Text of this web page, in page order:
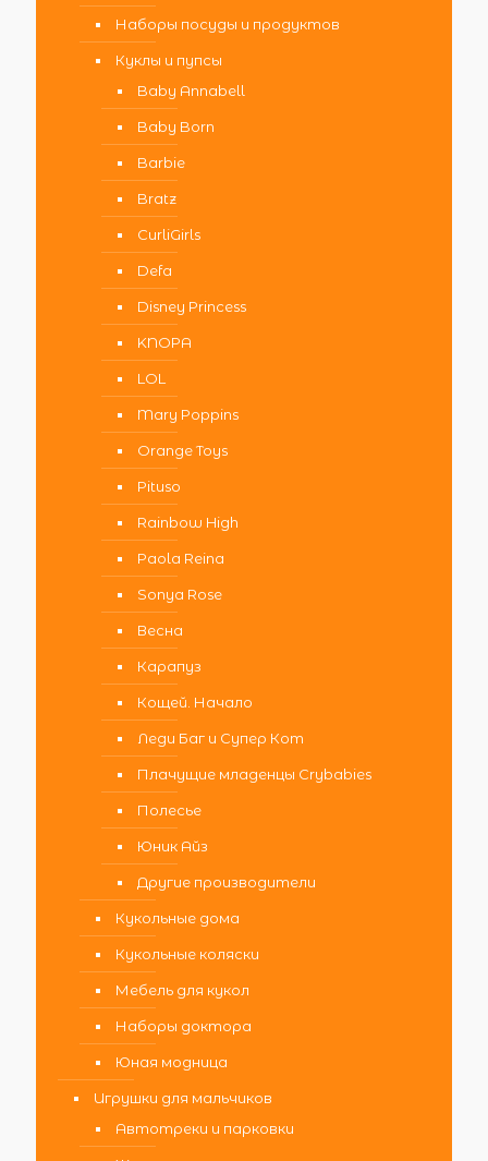
Наборы посуды и продуктов
Куклы и пупсы
Baby Annabell
Baby Born
Barbie
Bratz
CurliGirls
Defa
Disney Princess
KNOPA
LOL
Mary Poppins
Orange Toys
Pituso
Rainbow High
Paola Reina
Sonya Rose
Весна
Карапуз
Кощей. Начало
Леди Баг и Супер Кот
Плачущие младенцы Crybabies
Полесье
Юник Айз
Другие производители
Кукольные дома
Кукольные коляски
Мебель для кукол
Наборы доктора
Юная модница
Игрушки для мальчиков
Автотреки и парковки